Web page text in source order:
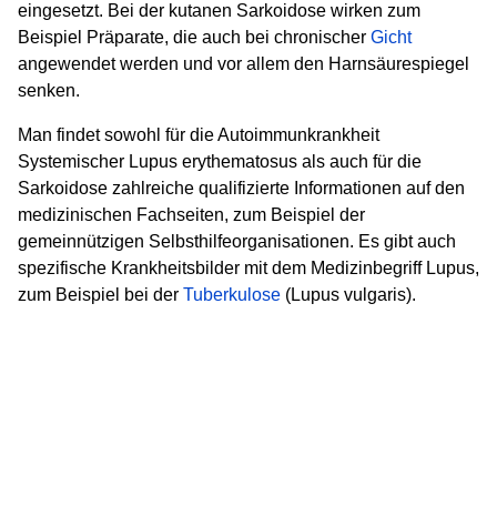
eingesetzt. Bei der kutanen Sarkoidose wirken zum
Beispiel Präparate, die auch bei chronischer Gicht
angewendet werden und vor allem den Harnsäurespiegel
senken.
Man findet sowohl für die Autoimmunkrankheit
Systemischer Lupus erythematosus als auch für die
Sarkoidose zahlreiche qualifizierte Informationen auf den
medizinischen Fachseiten, zum Beispiel der
gemeinnützigen Selbsthilfeorganisationen. Es gibt auch
spezifische Krankheitsbilder mit dem Medizinbegriff Lupus,
zum Beispiel bei der Tuberkulose (Lupus vulgaris).